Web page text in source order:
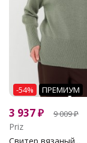
-54% ПРЕМИУМ
3 937₽ 9 009₽
Priz